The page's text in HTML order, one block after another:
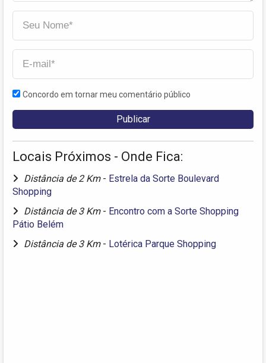
Concordo em tornar meu comentário público
Locais Próximos - Onde Fica:
Distância de 2 Km - Estrela da Sorte Boulevard
Shopping
Distância de 3 Km - Encontro com a Sorte Shopping
Pátio Belém
Distância de 3 Km - Lotérica Parque Shopping